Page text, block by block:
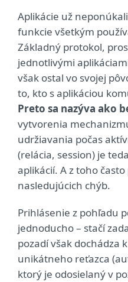
Aplikácie už
funkcie všetkým
Základný protokol,
jednotlivými
však ostal vo svojej
to, kto s aplikáciou
Preto sa nazýva ako
vytvorenia
udržiavania počas
(relácia, session) je
aplikácií. A z toho
nasledujúcich chýb.
Prihlásenie z pohľadu
jednoducho – stačí
pozadí však dochádza
unikátneho reťazca
ktorý je odosielaný v